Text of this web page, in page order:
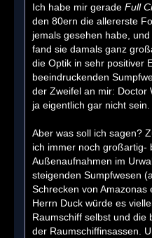
Ich habe mir gerade Full
den 80ern die allererste
jemals gesehen habe,
fand sie damals ganz
die Optik in sehr positiver
beeindruckenden
der Zweifel an mir: Doctor
ja eigentlich gar nicht sein.
Aber was soll ich sagen?
ich immer noch großartig-
Außenaufnahmen im
steigenden Sumpfwesen
Schrecken von
Herrn Duck würde es
Raumschiff selbst und die
der Raumschiffinsassen.